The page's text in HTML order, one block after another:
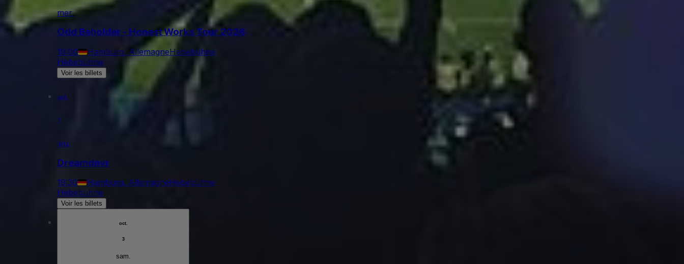
mer.
Odd Beholder - Honest Works Tour 2026
19:00 Hamburg, AllemagneHebebühne
Hebebühne
Voir les billets
oct.
1
jeu.
Dreamdnvr
19:30 Hamburg, AllemagneHebebühne
Hebebühne
Voir les billets
oct.
3
sam.